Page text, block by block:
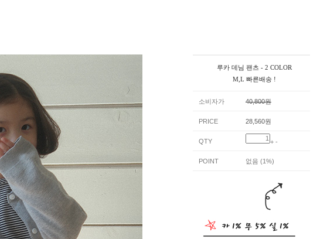
루카 데님 팬츠 - 2 COLOR
M,L 빠른배송 !
소비자가 40,800원
PRICE 28,560원
QTY + -
POINT 없음 (1%)